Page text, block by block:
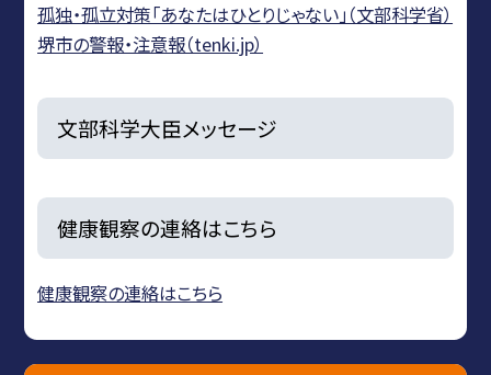
孤独・孤立対策「あなたはひとりじゃない」（文部科学省）
堺市の警報・注意報（tenki.jp）
文部科学大臣メッセージ
健康観察の連絡はこちら
健康観察の連絡はこちら